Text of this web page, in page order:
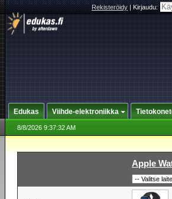
Rekisteröidy|Kirjaudu:
Edukas Viihde-elektroniikka
8/8/2026 9:37:32 AM
Apple